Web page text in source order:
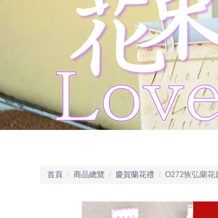
首頁 商品總覽 慶賀蘭花禮 O272恢弘蘭花